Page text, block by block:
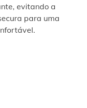
evitando a
para uma